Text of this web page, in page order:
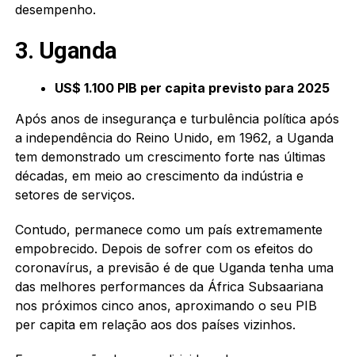
desempenho.
3. Uganda
US$ 1.100 PIB per capita previsto para 2025
Após anos de insegurança e turbulência política após
a independência do Reino Unido, em 1962, a Uganda
tem demonstrado um crescimento forte nas últimas
décadas, em meio ao crescimento da indústria e
setores de serviços.
Contudo, permanece como um país extremamente
empobrecido. Depois de sofrer com os efeitos do
coronavírus, a previsão é de que Uganda tenha uma
das melhores performances da África Subsaariana
nos próximos cinco anos, aproximando o seu PIB
per capita em relação aos dos países vizinhos.